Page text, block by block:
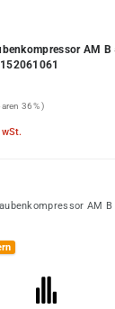
AM
BASE, 4152061061
36% )